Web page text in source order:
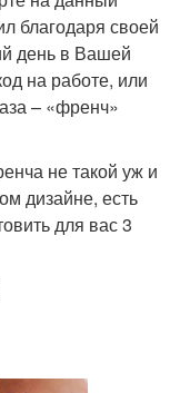
благодаря своей
день в Вашей
на работе, или
– «френч»
не такой уж и
дизайне, есть
для вас 3